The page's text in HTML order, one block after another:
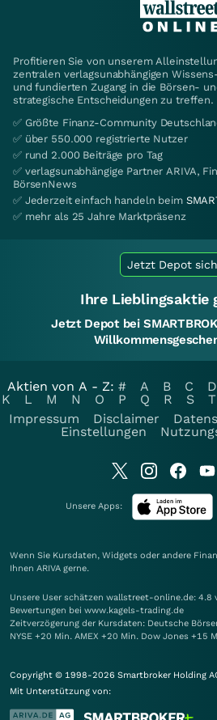
Profitieren Sie von unserem
zentralen verlagsunabhängigen
und fundierten Zugang in die Börsen-
strategische Entscheidungen zu treffen.
✅ Größte Finanz-Community
✅ über 550.000 registrierte Nutzer
✅ rund 2.000 Beiträge pro Tag
✅ verlagsunabhängige Partner ARIVA,
BörsenNews
✅ Jederzeit einfach handeln beim
✅ mehr als 25 Jahre Marktpräsenz
Jetzt Depot
Ihre Lieblingsaktie
Jetzt Depot bei
Aktien von A - Z: # A B C D
K
L M N O P Q R S T
Impressum
Disclaimer
Einstellungen
Unsere Apps:
Wenn Sie Kursdaten, Widgets oder andere
Ihnen ARIVA gerne.
Unsere User schätzen wallstreet-online.de:
Bewertungen bei www.kagels-trading.de
Zeitverzögerung der Kursdaten: Deutsche
NYSE +20 Min. AMEX +20 Min. Dow Jones +15
Copyright © 1998-2026 Smartbroker Holding
Mit Unterstützung von: